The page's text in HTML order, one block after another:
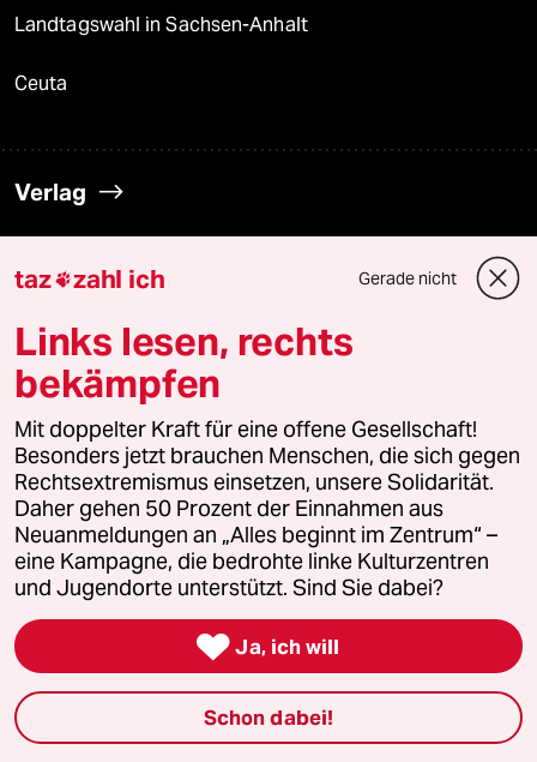
Landtagswahl in Sachsen-Anhalt
Ceuta
Verlag
Aktuelles
Hausblog
Die Seitenwende
Stellen
Presse
Unterstützen
abo
genossenschaft
taz zahl ich Gerade nicht
Links lesen, rechts
bekämpfen
Mit doppelter Kraft für eine offene Gesellschaft!
Besonders jetzt brauchen Menschen, die sich gegen
Rechtsextremismus einsetzen, unsere Solidarität.
Daher gehen 50 Prozent der Einnahmen aus
Neuanmeldungen an „Alles beginnt im Zentrum“ –
eine Kampagne, die bedrohte linke Kulturzentren
und Jugendorte unterstützt. Sind Sie dabei?
 Ja, ich will
Schon dabei!